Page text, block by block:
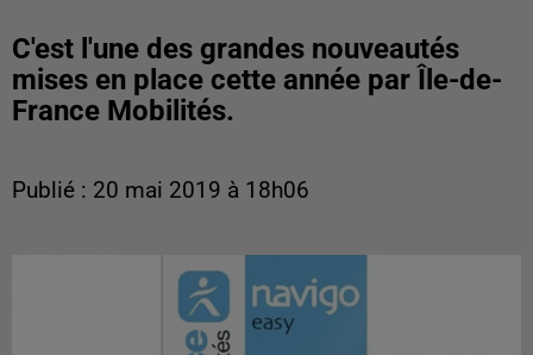
C'est l'une des grandes nouveautés
mises en place cette année par Île-de-
France Mobilités.
Publié : 20 mai 2019 à 18h06